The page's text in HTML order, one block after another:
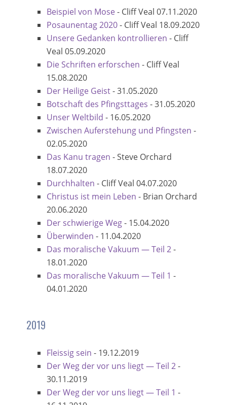
Beispiel von Mose- Cliff Veal07.11.2020
Posaunentag 2020- Cliff Veal 18.09.2020
Unsere Gedanken kontrollieren - Cliff
Veal05.09.2020
Die Schriften erforschen - Cliff Veal
15.08.2020
Der Heilige Geist-31.05.2020
Botschaft des Pfingsttages -31.05.2020
Unser Weltbild - 16.05.2020
Zwischen Auferstehung und Pfingsten -
02.05.2020
Das Kanu tragen -Steve Orchard
18.07.2020
Durchhalten - Cliff Veal04.07.2020
Christus ist mein Leben - Brian Orchard
20.06.2020
Der schwierige Weg- 15.04.2020
Überwinden - 11.04.2020
Das moralische Vakuum — Teil 2-
18.01.2020
Das moralische Vakuum — Teil 1 -
04.01.2020
2019
Fleissig sein - 19.12.2019
Der Weg der vor uns liegt — Teil 2-
30.11.2019
Der Weg der vor uns liegt — Teil 1 -